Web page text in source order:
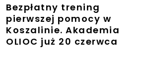
Bezpłatny trening
pierwszej pomocy w
Koszalinie. Akademia
OLIOC już 20 czerwca